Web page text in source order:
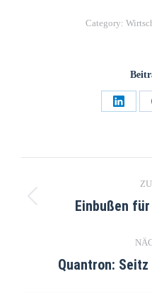
Category:
Einbußen
Quantron: Seitz